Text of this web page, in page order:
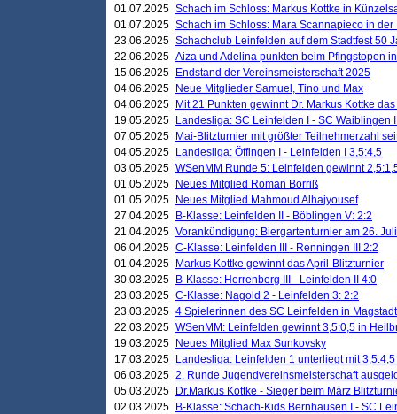
01.07.2025 Schach im Schloss: Markus Kottke in
01.07.2025 Schach im Schloss: Mara Scannapieco in der
23.06.2025 Schachclub Leinfelden auf dem Stadtfest 50
22.06.2025 Aiza und Adelina punkten beim Pfingstopen
15.06.2025
Endstand der Vereinsmeisterschaft 2025
04.06.2025
Neue Mitglieder Samuel, Tino und Max
04.06.2025
Mit 21 Punkten gewinnt Dr. Markus Kottke
19.05.2025
Landesliga: SC Leinfelden I - SC Waiblingen
07.05.2025
Mai-Blitzturnier mit größter Teilnehmerzahl
04.05.2025
Landesliga: Öffingen I - Leinfelden I 3,5:4,5
03.05.2025 WSenMM Runde 5: Leinfelden gewinnt
01.05.2025
Neues Mitglied Roman Borriß
01.05.2025
Neues Mitglied Mahmoud Alhajyousef
27.04.2025
B-Klasse: Leinfelden II - Böblingen V: 2:2
21.04.2025 Vorankündigung: Biergartenturnier am 26. Juli
06.04.2025 C-Klasse: Leinfelden III - Renningen III 2:2
01.04.2025
Markus Kottke gewinnt das April-Blitzturnier
30.03.2025
B-Klasse: Herrenberg III - Leinfelden II 4:0
23.03.2025 C-Klasse: Nagold 2 - Leinfelden 3: 2:2
23.03.2025 4 Spielerinnen des SC Leinfelden in Magstadt
22.03.2025 WSenMM: Leinfelden gewinnt 3,5:0,5 in
19.03.2025
Neues Mitglied Max Sunkovsky
17.03.2025
Landesliga: Leinfelden 1 unterliegt mit
06.03.2025 2. Runde Jugendvereinsmeisterschaft
05.03.2025
Dr.Markus Kottke - Sieger beim März
02.03.2025
B-Klasse: Schach-Kids Bernhausen I - SC